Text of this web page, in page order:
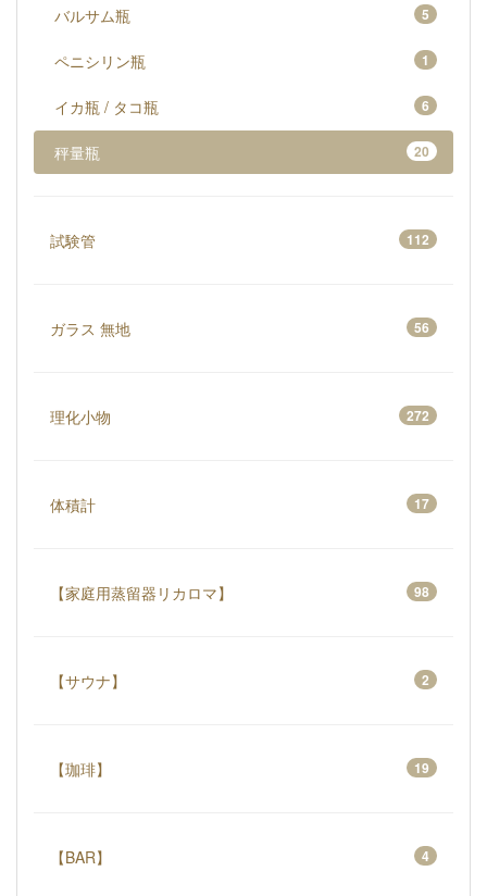
バルサム瓶 5
ペニシリン瓶 1
イカ瓶 / タコ瓶 6
秤量瓶 20
試験管 112
ガラス 無地 56
理化小物 272
体積計 17
【家庭用蒸留器リカロマ】 98
【サウナ】 2
【珈琲】 19
【BAR】 4